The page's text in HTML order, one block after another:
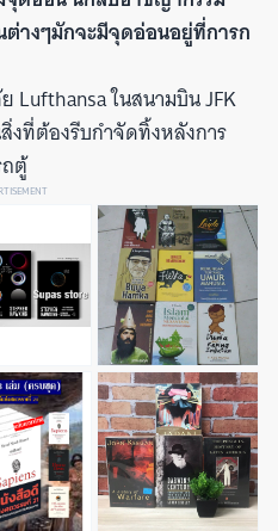
ต่างๆมักจะมีจุดอ่อนอยู่ที่การก
Lufthansa ในสนามบิน JFK
งที่ต้องรีบกำจัดทิ้งหลังการ
ตู้